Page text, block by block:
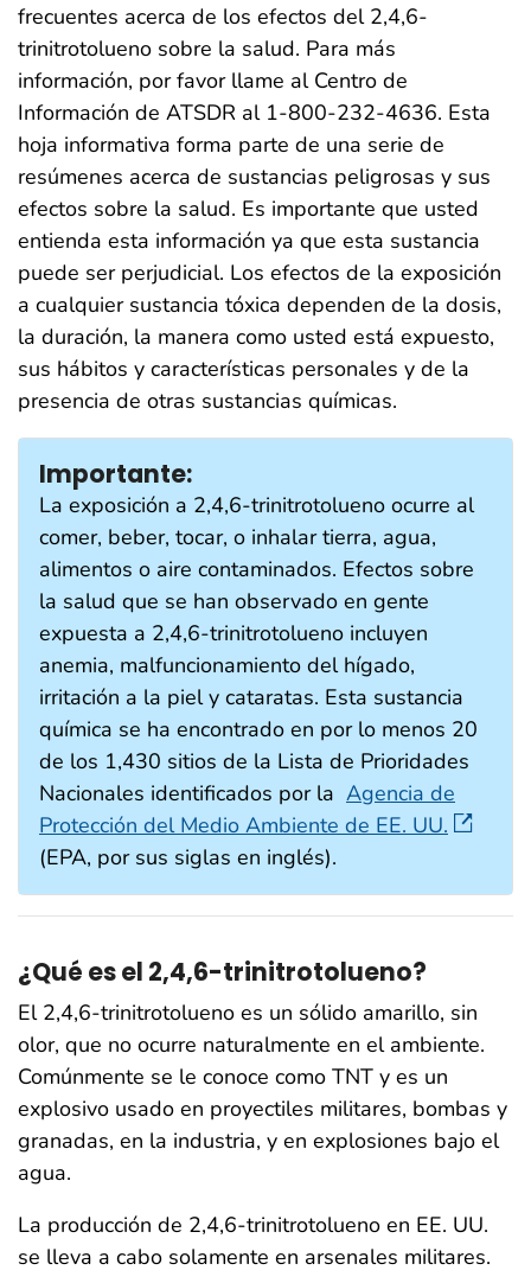
frecuentes acerca de los efectos del 2,4,6-
trinitrotolueno sobre la salud. Para más
información, por favor llame al Centro de
Información de ATSDR al 1-800-232-4636. Esta
hoja informativa forma parte de una serie de
resúmenes acerca de sustancias peligrosas y sus
efectos sobre la salud. Es importante que usted
entienda esta información ya que esta sustancia
puede ser perjudicial. Los efectos de la exposición
a cualquier sustancia tóxica dependen de la dosis,
la duración, la manera como usted está expuesto,
sus hábitos y características personales y de la
presencia de otras sustancias químicas.
Importante:
La exposición a 2,4,6-trinitrotolueno ocurre al
comer, beber, tocar, o inhalar tierra, agua,
alimentos o aire contaminados. Efectos sobre
la salud que se han observado en gente
expuesta a 2,4,6-trinitrotolueno incluyen
anemia, malfuncionamiento del hígado,
irritación a la piel y cataratas. Esta sustancia
química se ha encontrado en por lo menos 20
de los 1,430 sitios de la Lista de Prioridades
Nacionales identificados por la Agencia de
Protección del Medio Ambiente de EE. UU.
(EPA, por sus siglas en inglés).
¿Qué es el 2,4,6-trinitrotolueno?
El 2,4,6-trinitrotolueno es un sólido amarillo, sin
olor, que no ocurre naturalmente en el ambiente.
Comúnmente se le conoce como TNT y es un
explosivo usado en proyectiles militares, bombas y
granadas, en la industria, y en explosiones bajo el
agua.
La producción de 2,4,6-trinitrotolueno en EE. UU.
se lleva a cabo solamente en arsenales militares.